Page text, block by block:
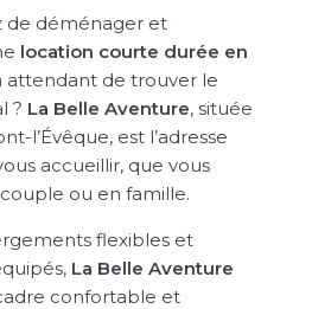
de déménager et
location courte durée en
attendant de trouver le
? La Belle Aventure, située
l’Évêque, est l’adresse
accueillir, que vous
ou en famille.
flexibles et
La Belle Aventure
confortable et